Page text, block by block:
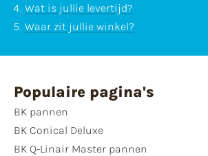
Wat is jullie levertijd?
Waar zit jullie winkel?
Populaire pagina's
BK pannen
BK Conical Deluxe
BK Q-Linair Master pannen